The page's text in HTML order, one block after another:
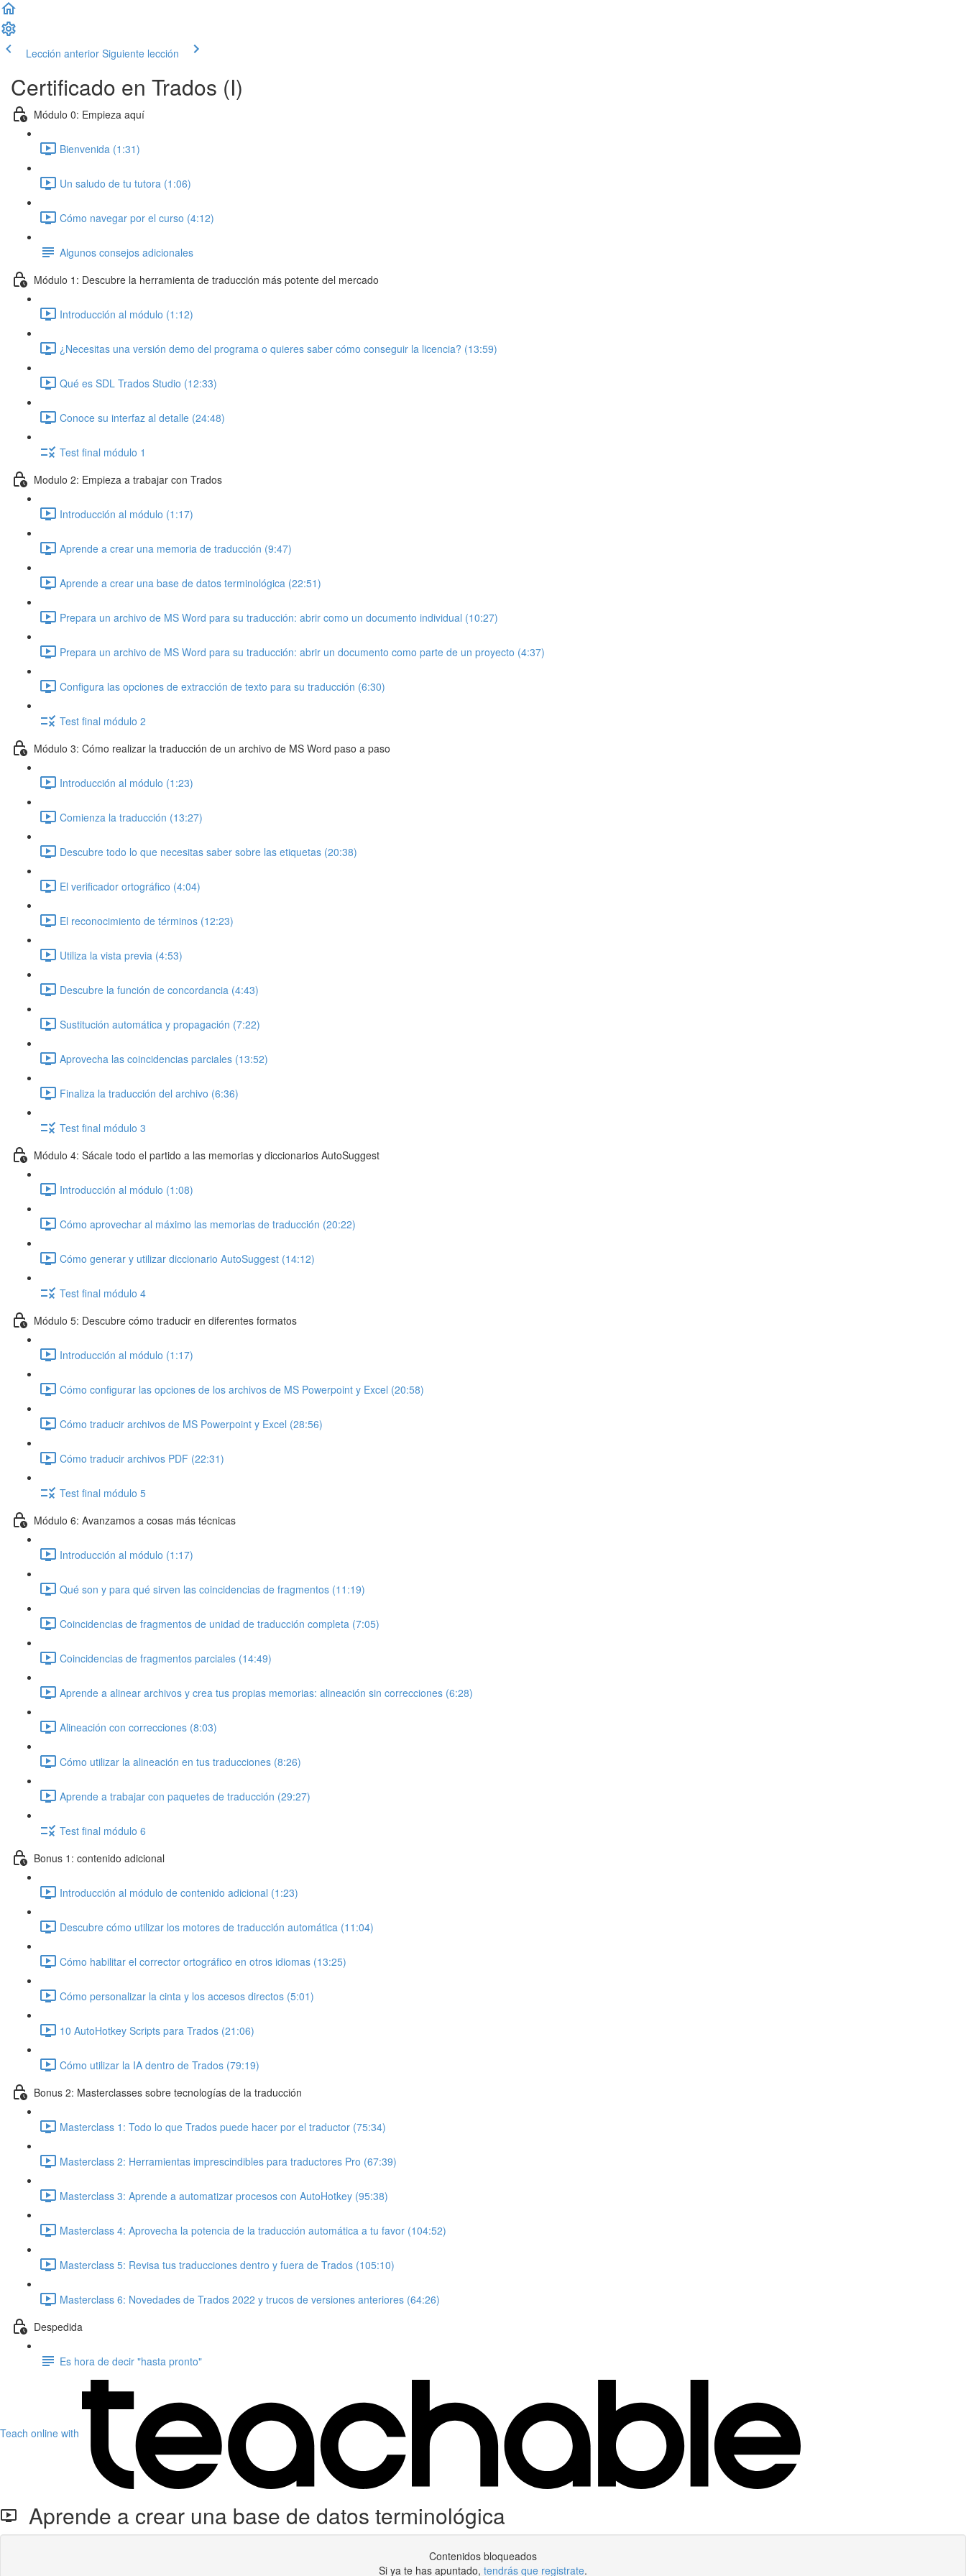
Lección anterior Siguiente lección
Certificado en Trados (I)
Módulo 0: Empieza aquí
Bienvenida (1:31)
Un saludo de tu tutora (1:06)
Cómo navegar por el curso (4:12)
Algunos consejos adicionales
Módulo 1: Descubre la herramienta de traducción más potente del mercado
Introducción al módulo (1:12)
¿Necesitas una versión demo del programa o quieres saber cómo conseguir la licencia? (13:59)
Qué es SDL Trados Studio (12:33)
Conoce su interfaz al detalle (24:48)
Test final módulo 1
Modulo 2: Empieza a trabajar con Trados
Introducción al módulo (1:17)
Aprende a crear una memoria de traducción (9:47)
Aprende a crear una base de datos terminológica (22:51)
Prepara un archivo de MS Word para su traducción: abrir como un documento individual (10:27)
Prepara un archivo de MS Word para su traducción: abrir un documento como parte de un proyecto (4:37)
Configura las opciones de extracción de texto para su traducción (6:30)
Test final módulo 2
Módulo 3: Cómo realizar la traducción de un archivo de MS Word paso a paso
Introducción al módulo (1:23)
Comienza la traducción (13:27)
Descubre todo lo que necesitas saber sobre las etiquetas (20:38)
El verificador ortográfico (4:04)
El reconocimiento de términos (12:23)
Utiliza la vista previa (4:53)
Descubre la función de concordancia (4:43)
Sustitución automática y propagación (7:22)
Aprovecha las coincidencias parciales (13:52)
Finaliza la traducción del archivo (6:36)
Test final módulo 3
Módulo 4: Sácale todo el partido a las memorias y diccionarios AutoSuggest
Introducción al módulo (1:08)
Cómo aprovechar al máximo las memorias de traducción (20:22)
Cómo generar y utilizar diccionario AutoSuggest (14:12)
Test final módulo 4
Módulo 5: Descubre cómo traducir en diferentes formatos
Introducción al módulo (1:17)
Cómo configurar las opciones de los archivos de MS Powerpoint y Excel (20:58)
Cómo traducir archivos de MS Powerpoint y Excel (28:56)
Cómo traducir archivos PDF (22:31)
Test final módulo 5
Módulo 6: Avanzamos a cosas más técnicas
Introducción al módulo (1:17)
Qué son y para qué sirven las coincidencias de fragmentos (11:19)
Coincidencias de fragmentos de unidad de traducción completa (7:05)
Coincidencias de fragmentos parciales (14:49)
Aprende a alinear archivos y crea tus propias memorias: alineación sin correcciones (6:28)
Alineación con correcciones (8:03)
Cómo utilizar la alineación en tus traducciones (8:26)
Aprende a trabajar con paquetes de traducción (29:27)
Test final módulo 6
Bonus 1: contenido adicional
Introducción al módulo de contenido adicional (1:23)
Descubre cómo utilizar los motores de traducción automática (11:04)
Cómo habilitar el corrector ortográfico en otros idiomas (13:25)
Cómo personalizar la cinta y los accesos directos (5:01)
10 AutoHotkey Scripts para Trados (21:06)
Cómo utilizar la IA dentro de Trados (79:19)
Bonus 2: Masterclasses sobre tecnologías de la traducción
Masterclass 1: Todo lo que Trados puede hacer por el traductor (75:34)
Masterclass 2: Herramientas imprescindibles para traductores Pro (67:39)
Masterclass 3: Aprende a automatizar procesos con AutoHotkey (95:38)
Masterclass 4: Aprovecha la potencia de la traducción automática a tu favor (104:52)
Masterclass 5: Revisa tus traducciones dentro y fuera de Trados (105:10)
Masterclass 6: Novedades de Trados 2022 y trucos de versiones anteriores (64:26)
Despedida
Es hora de decir "hasta pronto"
Teach online with
Aprende a crear una base de datos terminológica
Contenidos bloqueados
Si ya te has apuntado, tendrás que registrate.